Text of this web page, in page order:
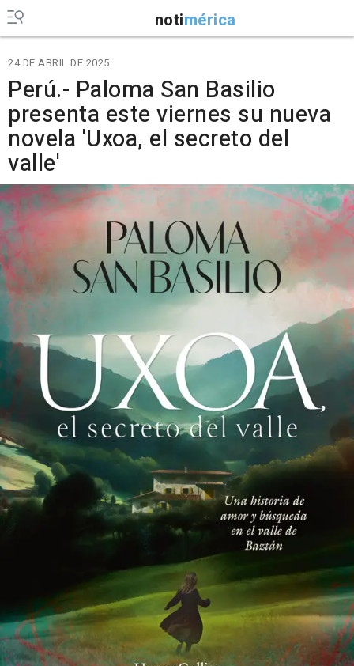
notimérica
24 DE ABRIL DE 2025
Perú.- Paloma San Basilio
presenta este viernes su nueva
novela 'Uxoa, el secreto del
valle'